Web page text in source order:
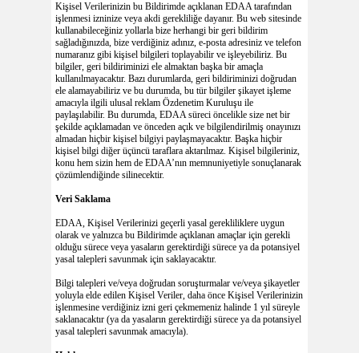
Kişisel Verilerinizin bu Bildirimde açıklanan EDAA tarafından
işlenmesi izninize veya akdi gerekliliğe dayanır. Bu web sitesinde
kullanabileceğiniz yollarla bize herhangi bir geri bildirim
sağladığınızda, bize verdiğiniz adınız, e-posta adresiniz ve telefon
numaranız gibi kişisel bilgileri toplayabilir ve işleyebiliriz. Bu
bilgiler, geri bildiriminizi ele almaktan başka bir amaçla
kullanılmayacaktır. Bazı durumlarda, geri bildiriminizi doğrudan
ele alamayabiliriz ve bu durumda, bu tür bilgiler şikayet işleme
amacıyla ilgili ulusal reklam Özdenetim Kuruluşu ile
paylaşılabilir. Bu durumda, EDAA süreci öncelikle size net bir
şekilde açıklamadan ve önceden açık ve bilgilendirilmiş onayınızı
almadan hiçbir kişisel bilgiyi paylaşmayacaktır. Başka hiçbir
kişisel bilgi diğer üçüncü taraflara aktarılmaz. Kişisel bilgileriniz,
konu hem sizin hem de EDAA’nın memnuniyetiyle sonuçlanarak
çözümlendiğinde silinecektir.
Veri Saklama
EDAA, Kişisel Verilerinizi geçerli yasal gerekliliklere uygun
olarak ve yalnızca bu Bildirimde açıklanan amaçlar için gerekli
olduğu sürece veya yasaların gerektirdiği sürece ya da potansiyel
yasal talepleri savunmak için saklayacaktır.
Bilgi talepleri ve/veya doğrudan soruşturmalar ve/veya şikayetler
yoluyla elde edilen Kişisel Veriler, daha önce Kişisel Verilerinizin
işlenmesine verdiğiniz izni geri çekmemeniz halinde 1 yıl süreyle
saklanacaktır (ya da yasaların gerektirdiği sürece ya da potansiyel
yasal talepleri savunmak amacıyla).